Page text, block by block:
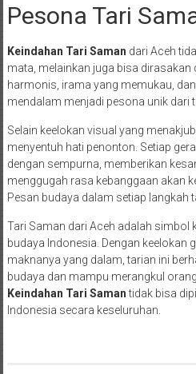
Pesona Tari
Keindahan Tari Saman dari Aceh
mata, melainkan juga bisa dirasakan
harmonis, irama yang memukau,
mendalam menjadi pesona unik dari
Selain keelokan visual yang
menyentuh hati penonton. Setiap
dengan sempurna, memberikan
menggugah rasa kebanggaan akan
Pesan budaya dalam setiap langkah
Tari Saman dari Aceh adalah simbol
budaya Indonesia. Dengan keelokan
maknanya yang dalam, tarian ini
budaya dan mampu merangkul
Keindahan Tari Samantidak bisa
Indonesia secara keseluruhan.